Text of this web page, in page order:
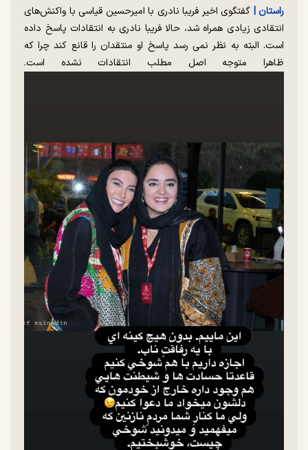
راستان | گفتگوی اخیر فریبا نادری با امیرحسین قیاسی با واکنش‌های
انتقادی زیادی همراه شد، حالا فریبا نادری به انتقادات پاسخ داده
است. البته به نظر نمی رسد پاسخ او منتقدان را قانع کند چرا که
ظاهرا متوجه اصل مطلب انتقادات نشده است.